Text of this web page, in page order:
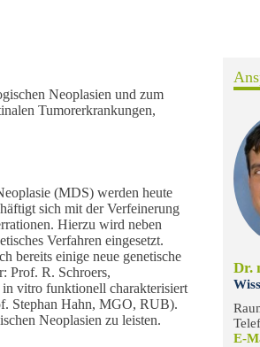
Neoplasien und zum
Tumorerkrankungen,
(MDS) werden heute
sich mit der Verfeinerung
Hierzu wird neben
Verfahren eingesetzt.
bereits einige neue genetische
Prof. R. Schroers,
vitro funktionell charakterisiert
Stephan Hahn, MGO, RUB).
Neoplasien zu leisten.
Dr.
E-